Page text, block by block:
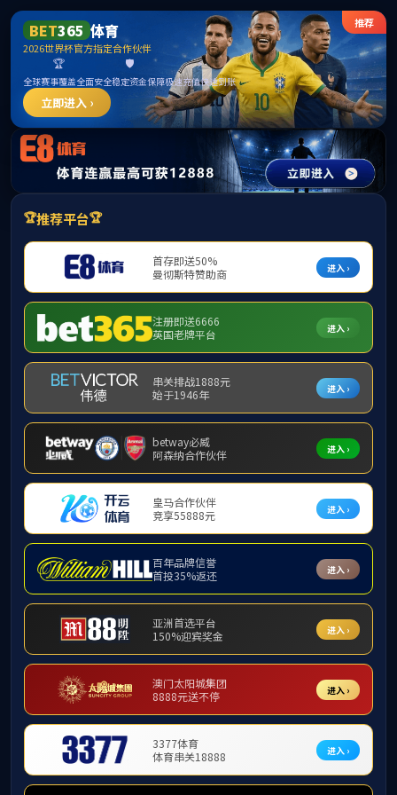
365英国上市公司(CHN-VIP认证)官网|Official
Website
提示：访问地址无效，allen-bradley-powerflex-400-22c-d030h103找不
到对应的栏目！
首页